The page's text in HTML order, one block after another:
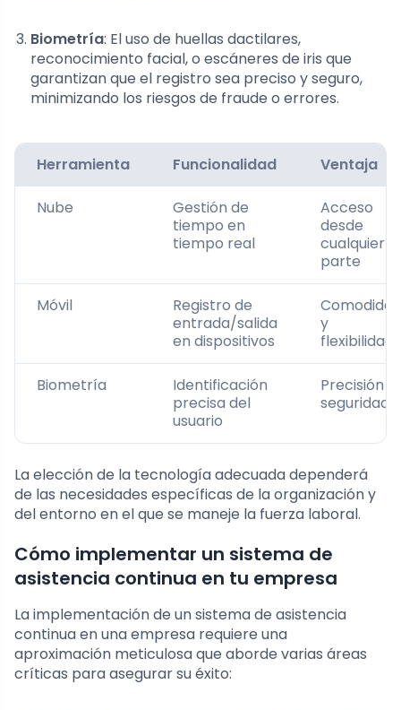
Biometría: El uso de huellas dactilares,
reconocimiento facial, o escáneres de iris que
garantizan que el registro sea preciso y seguro,
minimizando los riesgos de fraude o errores.
Herramienta Funcionalidad Ventaja
Nube
Gestión de
tiempo en
tiempo real
Acceso
desde
cualquier
parte
Móvil
Registro de
entrada/salida
en dispositivos
Comodidad
y
flexibilidad
Biometría
Identificación
precisa del
usuario
Precisión y
seguridad
La elección de la tecnología adecuada dependerá
de las necesidades específicas de la organización y
del entorno en el que se maneje la fuerza laboral.
Cómo implementar un sistema de
asistencia continua en tu empresa
La implementación de un sistema de asistencia
continua en una empresa requiere una
aproximación meticulosa que aborde varias áreas
críticas para asegurar su éxito: